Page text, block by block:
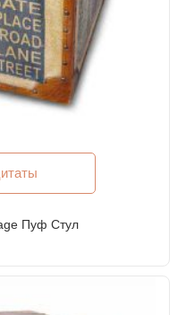
Пуф Стул